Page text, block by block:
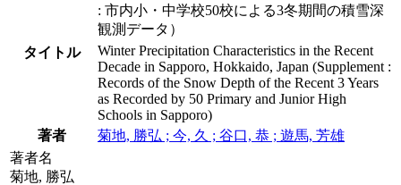
タイトル
: 市内小・中学校50校による3冬期間の積雪深
観測データ）
Winter Precipitation Characteristics in the Recent
Decade in Sapporo, Hokkaido, Japan (Supplement :
Records of the Snow Depth of the Recent 3 Years
as Recorded by 50 Primary and Junior High
Schools in Sapporo)
著者
菊地, 勝弘 ; 今, 久 ; 谷口, 恭 ; 遊馬, 芳雄
著者名
菊地, 勝弘